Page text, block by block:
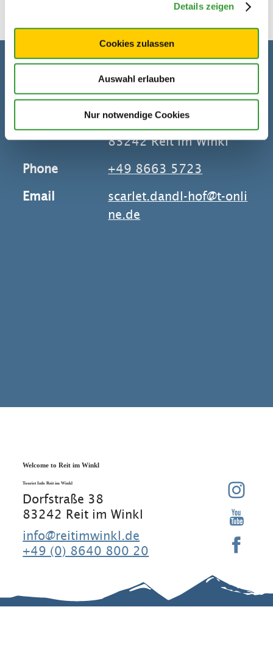
Details zeigen
Cookies zulassen
Auswahl erlauben
Nur notwendige Cookies
Address
Dandl-Alm
Röthelmoos-Alm
83242 Reit im Winkl
Phone
+49 8663 5723
Email
scarlet.dandl-hof@t-onli
ne.de
Welcome to Reit im Winkl
Tourist Info Reit im Winkl
Dorfstraße 38
83242 Reit im Winkl
info@reitimwinkl.de
+49 (0) 8640 800 20
Good to know